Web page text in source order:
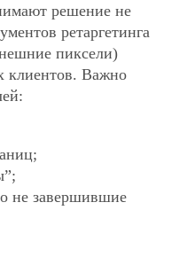
решение не
ретаргетинга
пиксели)
клиентов. Важно
не завершившие